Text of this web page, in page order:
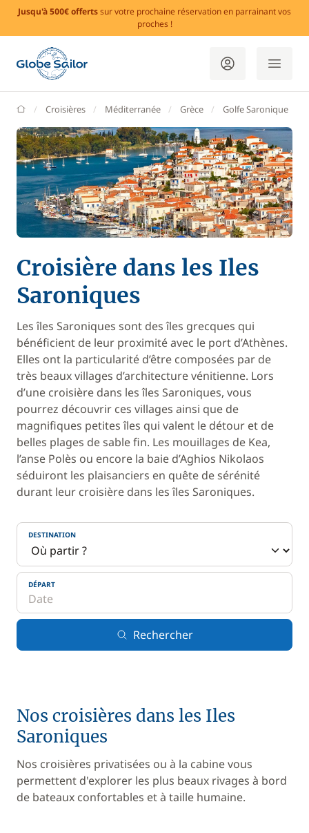
Jusqu'à 500€ offertssur votre prochaine réservation en parrainant vos
proches !
GlobeSailor
Croisières Méditerranée Grèce Golfe Saronique
Croisière dans les Iles
Saroniques
Les îles Saroniques sont des îles grecques qui
bénéficient de leur proximité avec le port d’Athènes.
Elles ont la particularité d’être composées par de
très beaux villages d’architecture vénitienne. Lors
d’une croisière dans les îles Saroniques, vous
pourrez découvrir ces villages ainsi que de
magnifiques petites îles qui valent le détour et de
belles plages de sable fin. Les mouillages de Kea,
l’anse Polès ou encore la baie d’Aghios Nikolaos
séduiront les plaisanciers en quête de sérénité
durant leur croisière dans les îles Saroniques.
DESTINATION
DÉPART
Rechercher
Nos croisières dans les Iles
Saroniques
Nos croisières privatisées ou à la cabine vous
permettent d'explorer les plus beaux rivages à bord
de bateaux confortables et à taille humaine.